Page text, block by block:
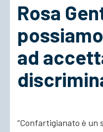
Cosa Facciamo
ACCEDI
Rosa
ad
“Confartigianato è un